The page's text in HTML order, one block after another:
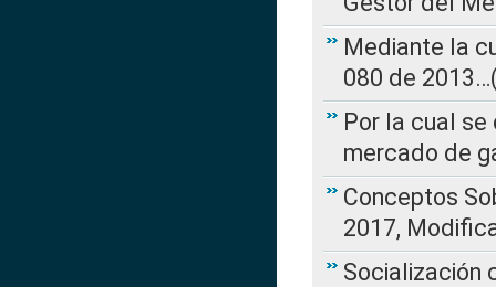
Mediante la
080 de
Por la cual
mercado de
Conceptos
2017,
Socialización